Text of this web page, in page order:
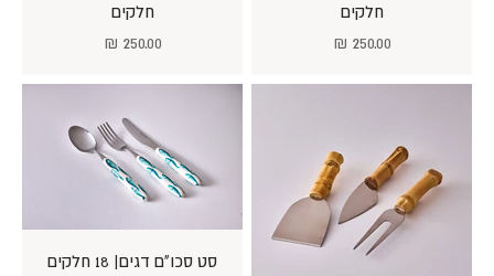
חלקים
מחיר מבצע
250.00 ₪
חלקים
מחיר מבצע
250.00 ₪
סט סכו"ם דגים| 18 חלקים